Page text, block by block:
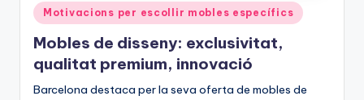
Posted
in
Motivacions per escollir mobles específics
Mobles de disseny: exclusivitat,
qualitat premium, innovació
Barcelona destaca per la seva oferta de mobles de